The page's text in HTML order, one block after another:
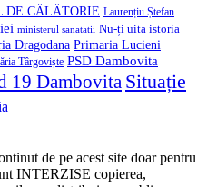
DE CĂLĂTORIE Laurențiu Ștefan
ministerul sanatatii Nu-ți uita istoria
Dragodana Primaria Lucieni
Târgoviște PSD Dambovita
19 Dambovita Situație
de pe acest site doar pentru
INTERZISE copierea,